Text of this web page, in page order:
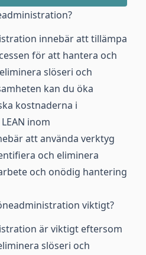
innebär att tillämpa
för att hantera och
slöseri och
kan du öka
kostnaderna i
inom
att använda verktyg
och eliminera
och onödig hantering
viktigt?
är viktigt eftersom
slöseri och